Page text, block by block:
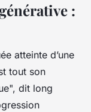
:
atteinte d’une
tout son
dit long